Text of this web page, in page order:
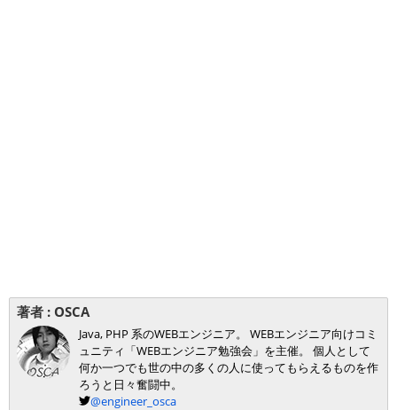
著者 : OSCA
Java, PHP 系のWEBエンジニア。 WEBエンジニア向けコミ
ュニティ「WEBエンジニア勉強会」を主催。 個人として
何か一つでも世の中の多くの人に使ってもらえるものを作
ろうと日々奮闘中。
@engineer_osca